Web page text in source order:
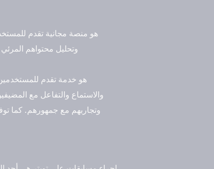
وتحليل محتواهم
والاستماع والتفاعل مع
وتجاربهم مع جمهورهم. كما